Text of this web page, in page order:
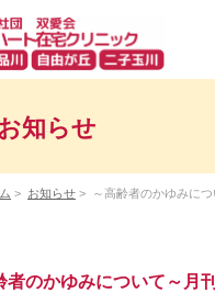
知らせ
> お知らせ > ～高齢者のかゆみに
者のかゆみについて～月